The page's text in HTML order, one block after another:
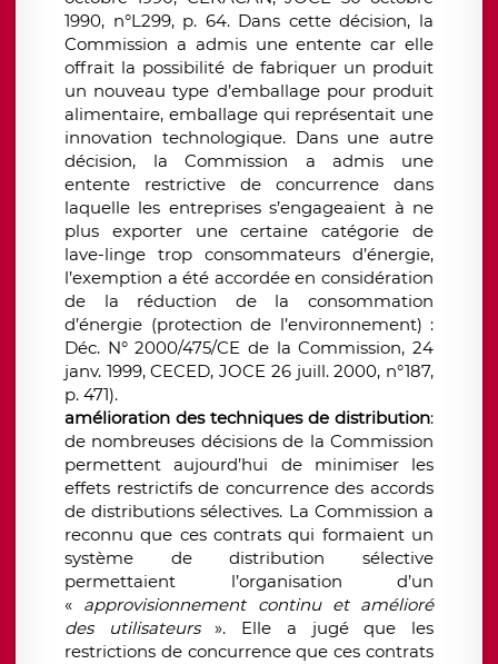
1990, n°L299, p. 64. Dans cette décision, la
Commission a admis une entente car elle
offrait la possibilité de fabriquer un produit
un nouveau type d’emballage pour produit
alimentaire, emballage qui représentait une
innovation technologique. Dans une autre
décision, la Commission a admis une
entente restrictive de concurrence dans
laquelle les entreprises s’engageaient à ne
plus exporter une certaine catégorie de
lave-linge trop consommateurs d’énergie,
l’exemption a été accordée en considération
de la réduction de la consommation
d’énergie (protection de l’environnement) :
Déc. N° 2000/475/CE de la Commission, 24
janv. 1999, CECED, JOCE 26 juill. 2000, n°187,
p. 471).
amélioration des techniques de distribution:
de nombreuses décisions de la Commission
permettent aujourd’hui de minimiser les
effets restrictifs de concurrence des accords
de distributions sélectives. La Commission a
reconnu que ces contrats qui formaient un
système de distribution sélective
permettaient l’organisation d’un
« approvisionnement continu et amélioré
des utilisateurs». Elle a jugé que les
restrictions de concurrence que ces contrats